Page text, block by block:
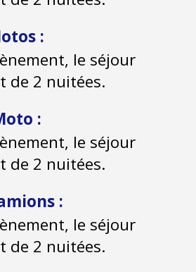
:
le séjour
de 2 nuitées.
:
le séjour
de 2 nuitées.
:
le séjour
de 2 nuitées.